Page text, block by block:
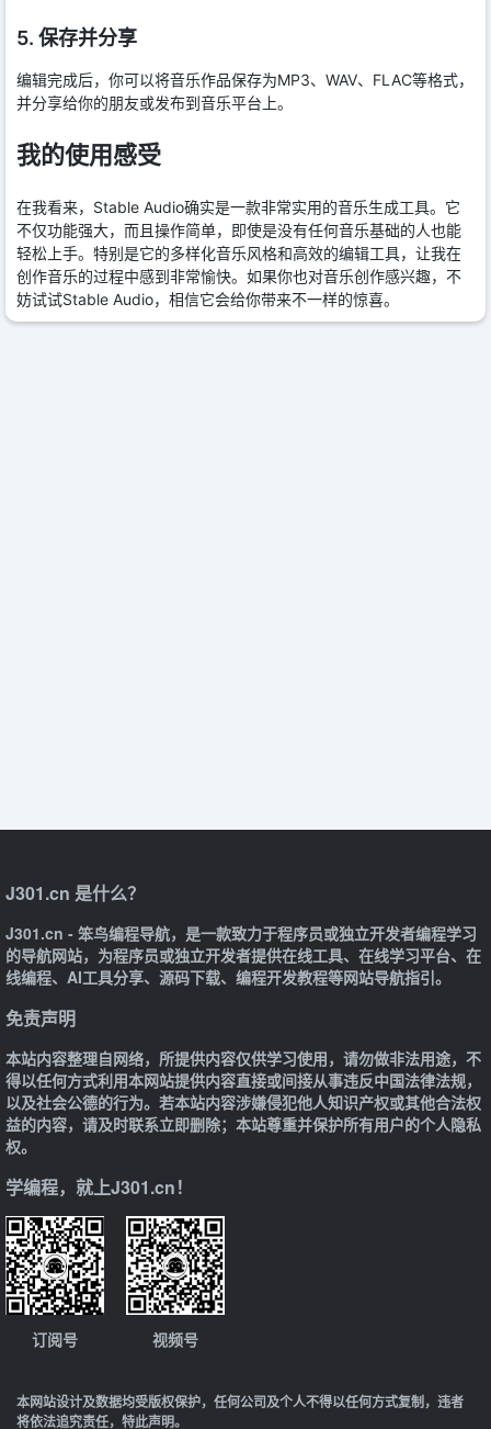
5. 保存并分享
编辑完成后，你可以将音乐作品保存为MP3、WAV、FLAC等格式，
并分享给你的朋友或发布到音乐平台上。
我的使用感受
在我看来，Stable Audio确实是一款非常实用的音乐生成工具。它
不仅功能强大，而且操作简单，即使是没有任何音乐基础的人也能
轻松上手。特别是它的多样化音乐风格和高效的编辑工具，让我在
创作音乐的过程中感到非常愉快。如果你也对音乐创作感兴趣，不
妨试试Stable Audio，相信它会给你带来不一样的惊喜。
J301.cn 是什么？
J301.cn - 笨鸟编程导航，是一款致力于程序员或独立开发者编程学习
的导航网站，为程序员或独立开发者提供在线工具、在线学习平台、在
线编程、AI工具分享、源码下载、编程开发教程等网站导航指引。
免责声明
本站内容整理自网络，所提供内容仅供学习使用，请勿做非法用途，不
得以任何方式利用本网站提供内容直接或间接从事违反中国法律法规，
以及社会公德的行为。若本站内容涉嫌侵犯他人知识产权或其他合法权
益的内容，请及时联系立即删除；本站尊重并保护所有用户的个人隐私
权。
学编程，就上J301.cn！
订阅号 视频号
本网站设计及数据均受版权保护，任何公司及个人不得以任何方式复制，违者
将依法追究责任，特此声明。